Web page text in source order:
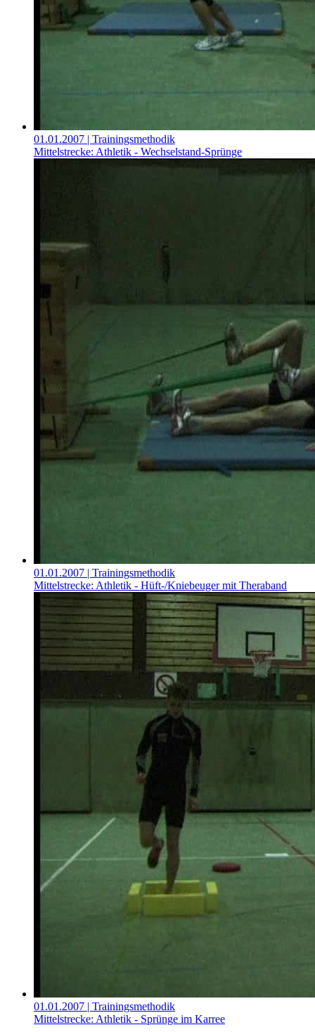
01.01.2007 | Trainingsmethodik
Mittelstrecke: Athletik - Wechselstand-Sprünge
01.01.2007 | Trainingsmethodik
Mittelstrecke: Athletik - Hüft-/Kniebeuger mit Theraband
01.01.2007 | Trainingsmethodik
Mittelstrecke: Athletik - Sprünge im Karree